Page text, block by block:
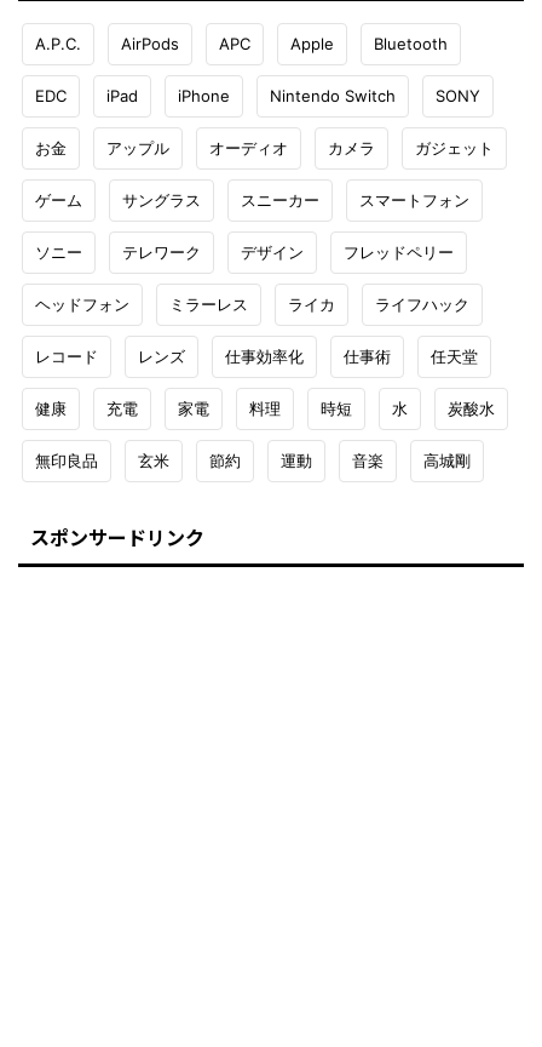
A.P.C. AirPods APC Apple Bluetooth
EDC iPad iPhone Nintendo Switch SONY
お金 アップル オーディオ カメラ ガジェット
ゲーム サングラス スニーカー スマートフォン
ソニー テレワーク デザイン フレッドペリー
ヘッドフォン ミラーレス ライカ ライフハック
レコード レンズ 仕事効率化 仕事術 任天堂
健康 充電 家電 料理 時短 水 炭酸水
無印良品 玄米 節約 運動 音楽 高城剛
スポンサードリンク